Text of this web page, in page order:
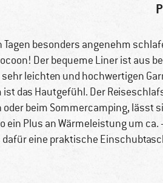
besonders angenehm
Der bequeme Liner ist aus
leichten und hochwertigen
das Hautgefühl. Der
beim Sommercamping, lässt
Plus an Wärmeleistung um ca.
eine praktische